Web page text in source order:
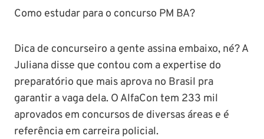
Como estudar para o concurso PM BA?
Dica de concurseiro a gente assina embaixo, né? A
Juliana disse que contou com a expertise do
preparatório que mais aprova no Brasil pra
garantir a vaga dela. O AlfaCon tem 233 mil
aprovados em concursos de diversas áreas e é
referência em carreira policial.